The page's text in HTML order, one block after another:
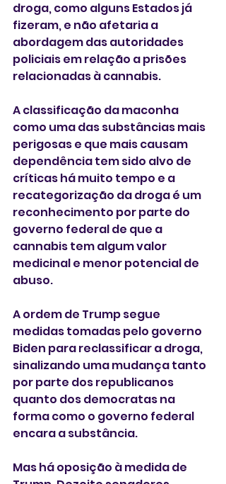
droga, como alguns Estados já
fizeram, e não afetaria a
abordagem das autoridades
policiais em relação a prisões
relacionadas à cannabis.
A classificação da maconha
como uma das substâncias mais
perigosas e que mais causam
dependência tem sido alvo de
críticas há muito tempo e a
recategorização da droga é um
reconhecimento por parte do
governo federal de que a
cannabis tem algum valor
medicinal e menor potencial de
abuso.
A ordem de Trump segue
medidas tomadas pelo governo
Biden para reclassificar a droga,
sinalizando uma mudança tanto
por parte dos republicanos
quanto dos democratas na
forma como o governo federal
encara a substância.
Mas há oposição à medida de